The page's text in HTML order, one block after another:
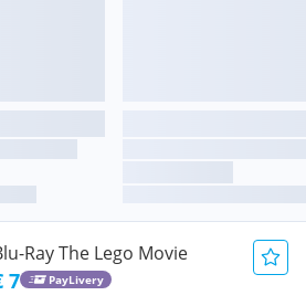
Ray The Lego Movie
7 PayLivery